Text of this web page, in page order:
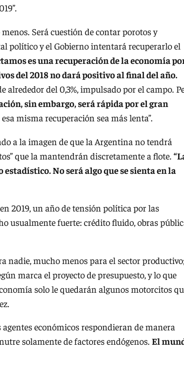
Será cuestión de contar porotos y
político y el Gobierno intentará recuperarlo el
es una recuperación de la economía
del 2018 no dará positivo al final del año.
del 0,3%, impulsado por el campo.
sin embargo, será rápida por el gran
misma recuperación sea más lenta”.
a la imagen de que la Argentina no tendrá
que la mantendrán discretamente a flote.
No será algo que se sienta en la
2019, un año de tensión política por las
usualmente fuerte: crédito fluido, obras
nadie, mucho menos para el sector
marca el proyecto de presupuesto, y lo que
solo le quedarán algunos motorcitos
económicos respondieran de manera
solamente de factores endógenos. El